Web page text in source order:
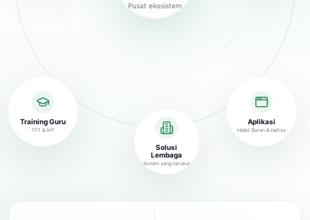
Pusat ekosistem
Training Guru
TFT & IHT
Solusi
Lembaga
Sistem yang terukur
Aplikasi
Habit Quran & Hafizo